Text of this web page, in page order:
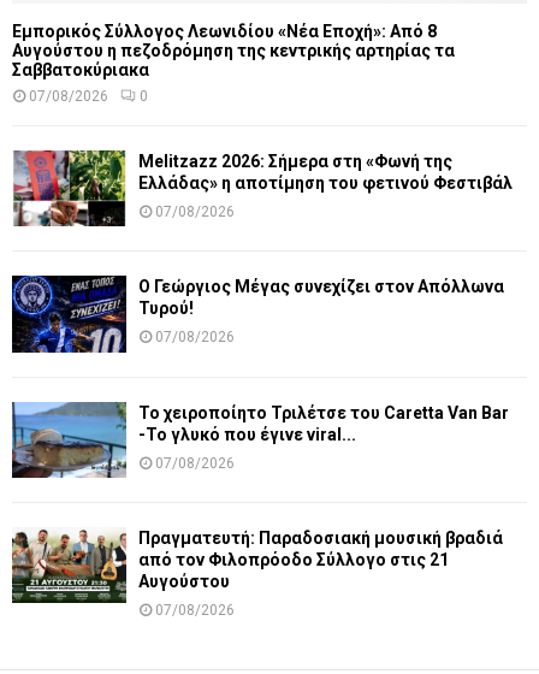
Εμπορικός Σύλλογος Λεωνιδίου «Νέα Εποχή»: Από 8
Αυγούστου η πεζοδρόμηση της κεντρικής αρτηρίας τα
Σαββατοκύριακα
07/08/2026 0
Melitzazz 2026: Σήμερα στη «Φωνή της
Ελλάδας» η αποτίμηση του φετινού Φεστιβάλ
07/08/2026
Ο Γεώργιος Μέγας συνεχίζει στον Απόλλωνα
Τυρού!
07/08/2026
Το χειροποίητο Τριλέτσε του Caretta Van Bar
-Το γλυκό που έγινε viral...
07/08/2026
Πραγματευτή: Παραδοσιακή μουσική βραδιά
από τον Φιλοπρόοδο Σύλλογο στις 21
Αυγούστου
07/08/2026